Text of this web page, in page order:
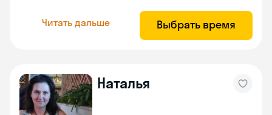
Читать дальше Выбрать время
Наталья